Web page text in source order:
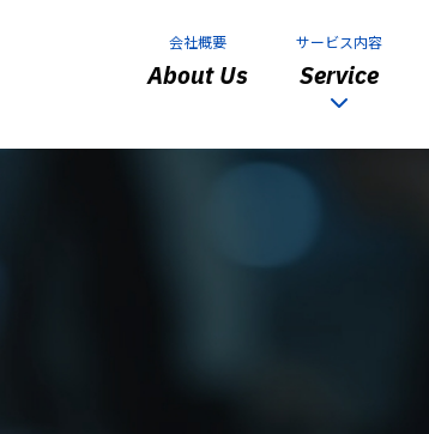
会社概要
About Us
サービス内容
Service